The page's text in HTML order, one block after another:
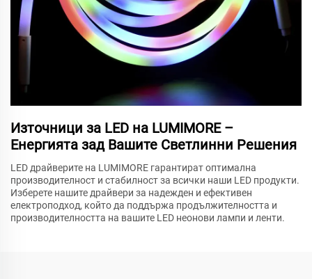
Източници за LED на LUMIMORE –
Енергията зад Вашите Светлинни Решения
LED драйверите на LUMIMORE гарантират оптимална
производителност и стабилност за всички наши LED продукти.
Изберете нашите драйвери за надежден и ефективен
електроподход, който да поддържа продължителността и
производителността на вашите LED неонови лампи и ленти.